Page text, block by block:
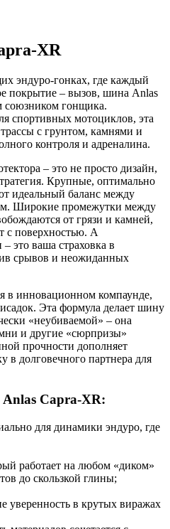
XR
эндуро-гонках, где каждый
покрытие – вызов, шина Anlas
союзником гонщика.
спортивных мотоциклов, эта
с грунтом, камнями и
контроля и адреналина.
– это не просто дизайн,
Крупные, оптимально
идеальный баланс между
Широкие промежутки между
от грязи и камней,
с поверхностью. А
это ваша страховка в
срывов и неожиданных
в инновационном компаунде,
Эта формула делает шину
«неубиваемой» – она
и другие «сюрпризы»
прочности дополняет
в долговечного партнера для
Anlas Capra-XR:
для динамики эндуро, где
работает на любом «диком»
до скользкой глины;
в крутых виражах